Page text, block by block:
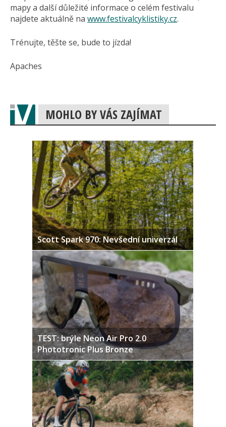
mapy a další důležité informace o celém festivalu
najdete aktuálně na www.festivalcyklistiky.cz.
Trénujte, těšte se, bude to jízda!
Apaches
MOHLO BY VÁS ZAJÍMAT
Scott Spark 970: Nevšední univerzál
TEST: brýle Neon Air Pro 2.0
Phototronic Plus Bronze